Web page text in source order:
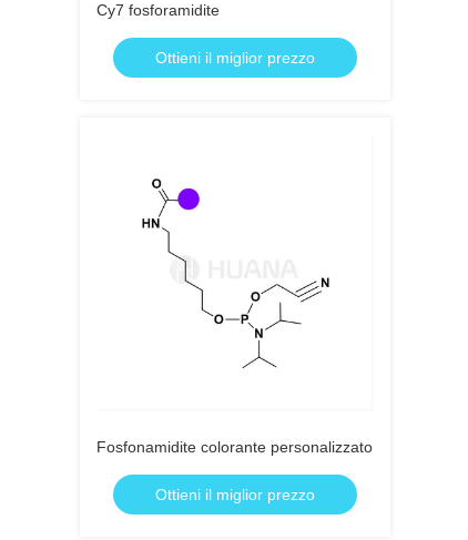
Cy7 fosforamidite
Ottieni il miglior prezzo
Fosfonamidite colorante personalizzato
Ottieni il miglior prezzo